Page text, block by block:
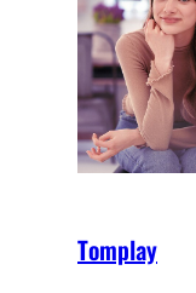
Tomplay